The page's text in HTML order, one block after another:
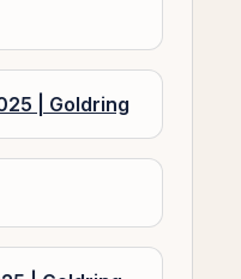
| Goldring